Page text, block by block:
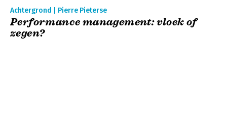
Achtergrond | Pierre Pieterse
Performance management: vloek of
zegen?